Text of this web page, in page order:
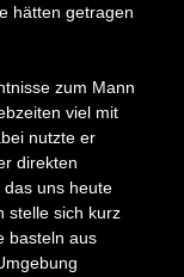
hätten getragen
zum Mann
viel mit
nutzte er
direkten
das uns heute
stelle sich kurz
basteln aus